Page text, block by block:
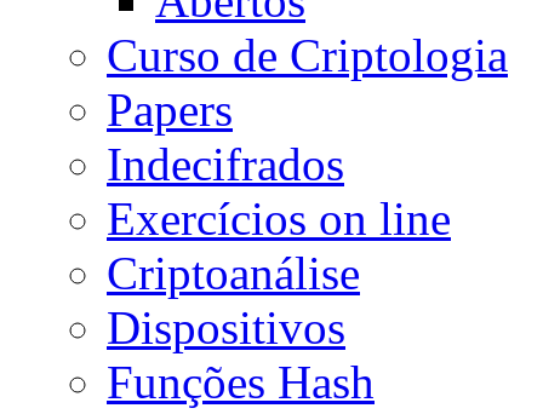
Curso de Criptologia
Papers
Indecifrados
Exercícios on line
Criptoanálise
Dispositivos
Funções Hash